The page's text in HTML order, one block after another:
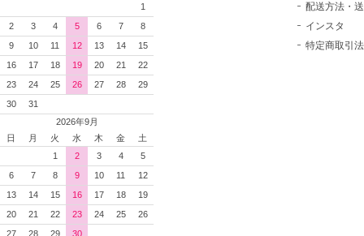
1
2
3 4 5 6 7
8
9
10 11 12 13 14
15
16
17 18 19 20 21
22
23
24 25 26 27 28
29
30
31
2026年9月
日
月 火 水 木 金
土
1
2 3 4
5
6
7 8 9 10 11
12
13
14 15 16 17 18
19
20
21 22 23 24 25
26
27
28 29 30
配送方法・
インスタ
特定商取引